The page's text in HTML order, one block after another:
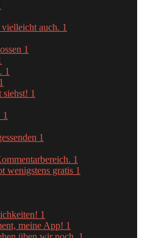
auch. 1
1
1
1
siehst! 1
1
1
1
wenigstens gratis 1
1
meine App! 1